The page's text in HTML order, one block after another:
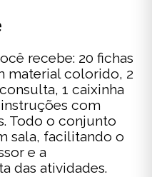
recebe: 20 fichas
material colorido, 2
1 caixinha
com
Todo o conjunto
sala, facilitando o
e a
das atividades.